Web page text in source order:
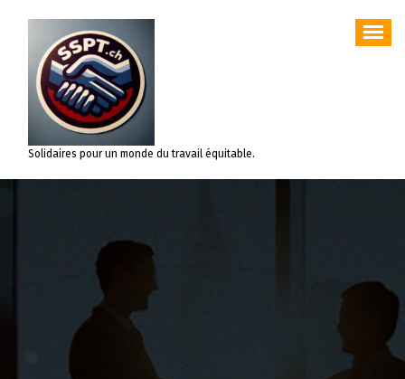
contenu
Solidaires pour un monde du travail équitable.